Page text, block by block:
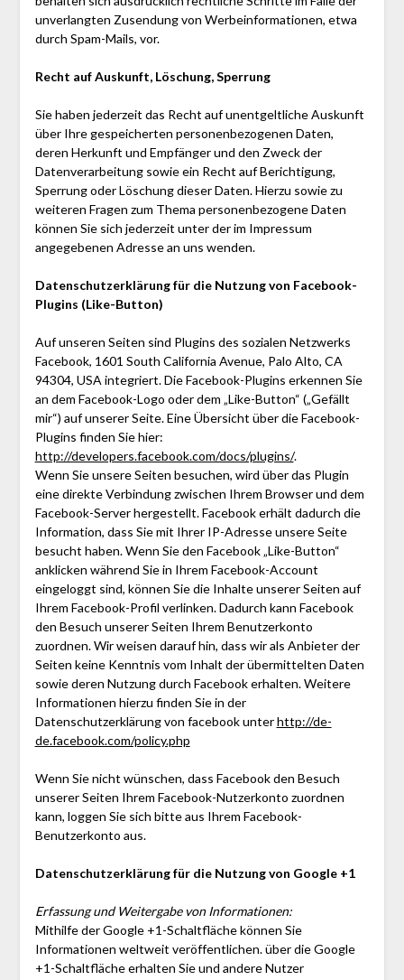
unverlangten Zusendung von Werbeinformationen, etwa
durch Spam-Mails, vor.
Recht auf Auskunft, Löschung, Sperrung
Sie haben jederzeit das Recht auf unentgeltliche Auskunft
über Ihre gespeicherten personenbezogenen Daten,
deren Herkunft und Empfänger und den Zweck der
Datenverarbeitung sowie ein Recht auf Berichtigung,
Sperrung oder Löschung dieser Daten. Hierzu sowie zu
weiteren Fragen zum Thema personenbezogene Daten
können Sie sich jederzeit unter der im Impressum
angegebenen Adresse an uns wenden.
Datenschutzerklärung für die Nutzung von Facebook-
Plugins (Like-Button)
Auf unseren Seiten sind Plugins des sozialen Netzwerks
Facebook, 1601 South California Avenue, Palo Alto, CA
94304, USA integriert. Die Facebook-Plugins erkennen Sie
an dem Facebook-Logo oder dem „Like-Button“ („Gefällt
mir“) auf unserer Seite. Eine Übersicht über die Facebook-
Plugins finden Sie hier:
http://developers.facebook.com/docs/plugins/.
Wenn Sie unsere Seiten besuchen, wird über das Plugin
eine direkte Verbindung zwischen Ihrem Browser und dem
Facebook-Server hergestellt. Facebook erhält dadurch die
Information, dass Sie mit Ihrer IP-Adresse unsere Seite
besucht haben. Wenn Sie den Facebook „Like-Button“
anklicken während Sie in Ihrem Facebook-Account
eingeloggt sind, können Sie die Inhalte unserer Seiten auf
Ihrem Facebook-Profil verlinken. Dadurch kann Facebook
den Besuch unserer Seiten Ihrem Benutzerkonto
zuordnen. Wir weisen darauf hin, dass wir als Anbieter der
Seiten keine Kenntnis vom Inhalt der übermittelten Daten
sowie deren Nutzung durch Facebook erhalten. Weitere
Informationen hierzu finden Sie in der
Datenschutzerklärung von facebook unterhttp://de-
de.facebook.com/policy.php
Wenn Sie nicht wünschen, dass Facebook den Besuch
unserer Seiten Ihrem Facebook-Nutzerkonto zuordnen
kann, loggen Sie sich bitte aus Ihrem Facebook-
Benutzerkonto aus.
Datenschutzerklärung für die Nutzung von Google +1
Erfassung und Weitergabe von Informationen:
Mithilfe der Google +1-Schaltfläche können Sie
Informationen weltweit veröffentlichen. über die Google
+1-Schaltfläche erhalten Sie und andere Nutzer